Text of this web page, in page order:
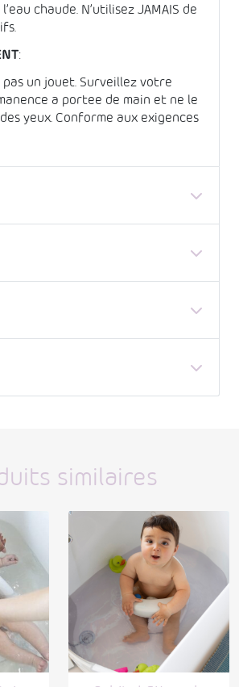
chaude. N’utilisez JAMAIS de
:
pas un jouet. Surveillez votre
a portee de main et ne le
yeux. Conforme aux exigences
similaires